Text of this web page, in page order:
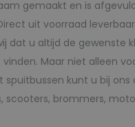
gemaakt en is
uit voorraad
dat u altijd de gewenste
vinden. Maar niet alleen
spuitbussen kunt u bij
scooters, brommers,